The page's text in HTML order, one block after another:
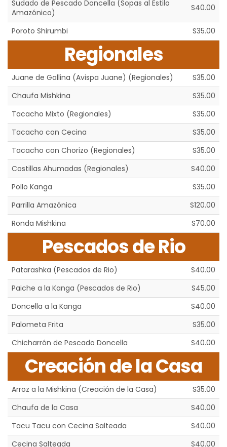
Sudado de Pescado Doncella (Sopas al Estilo
Amazónico)
S40.00
Poroto Shirumbi S35.00
Regionales
Juane de Gallina (Avispa Juane) (Regionales)
S35.00
Chaufa Mishkina
S35.00
Tacacho Mixto (Regionales)
S35.00
Tacacho con Cecina
S35.00
Tacacho con Chorizo (Regionales)
S35.00
Costillas Ahumadas (Regionales)
S40.00
Pollo Kanga
S35.00
Parrilla Amazónica
S120.00
Ronda Mishkina
S70.00
Pescados de Rio
Patarashka (Pescados de Rio)
S40.00
Paiche a la Kanga (Pescados de Rio)
S45.00
Doncella a la Kanga
S40.00
Palometa Frita
S35.00
Chicharrón de Pescado Doncella
S40.00
Creación de la Casa
Arroz a la Mishkina (Creación de la Casa)
S35.00
Chaufa de la Casa
S40.00
Tacu Tacu con Cecina Salteada
S40.00
Cecina Salteada
S40.00